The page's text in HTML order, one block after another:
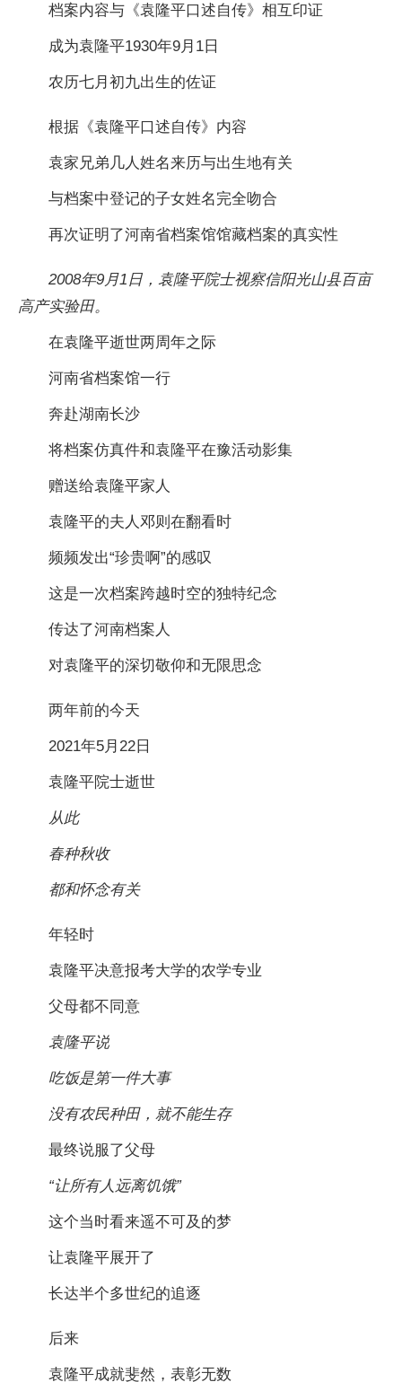
档案内容与《袁隆平口述自传》相互印证
成为袁隆平1930年9月1日
农历七月初九出生的佐证
根据《袁隆平口述自传》内容
袁家兄弟几人姓名来历与出生地有关
与档案中登记的子女姓名完全吻合
再次证明了河南省档案馆馆藏档案的真实性
2008年9月1日，袁隆平院士视察信阳光山县百亩
高产实验田。
在袁隆平逝世两周年之际
河南省档案馆一行
奔赴湖南长沙
将档案仿真件和袁隆平在豫活动影集
赠送给袁隆平家人
袁隆平的夫人邓则在翻看时
频频发出“珍贵啊”的感叹
这是一次档案跨越时空的独特纪念
传达了河南档案人
对袁隆平的深切敬仰和无限思念
两年前的今天
2021年5月22日
袁隆平院士逝世
从此
春种秋收
都和怀念有关
年轻时
袁隆平决意报考大学的农学专业
父母都不同意
袁隆平说
吃饭是第一件大事
没有农民种田，就不能生存
最终说服了父母
“让所有人远离饥饿”
这个当时看来遥不可及的梦
让袁隆平展开了
长达半个多世纪的追逐
后来
袁隆平成就斐然，表彰无数